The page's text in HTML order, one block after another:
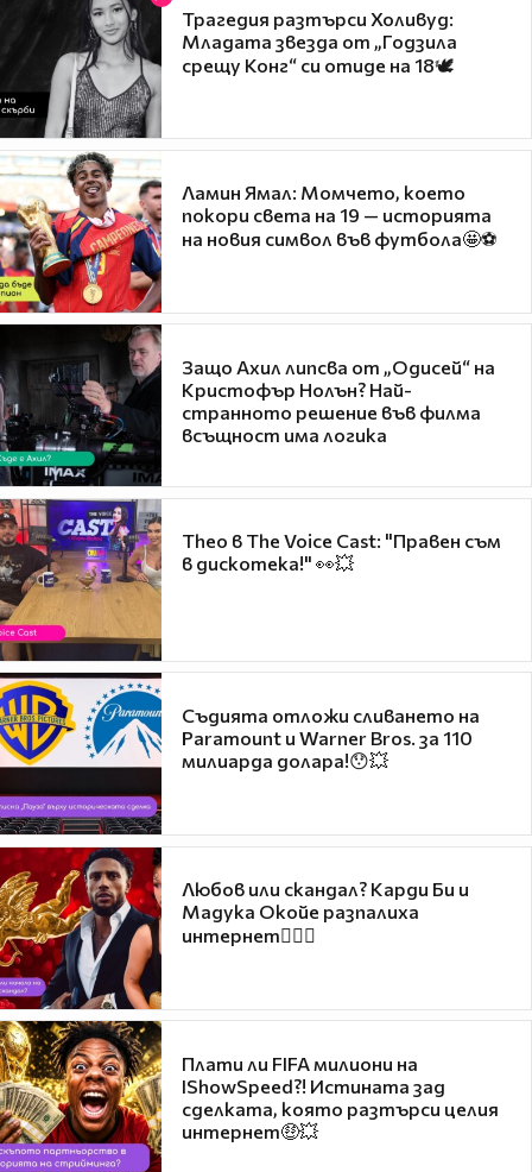
Трагедия разтърси Холивуд:
Младата звезда от „Годзила
срещу Конг“ си отиде на 18🕊️
Ламин Ямал: Момчето, което
покори света на 19 — историята
на новия символ във футбола🤩⚽
Защо Ахил липсва от „Одисей“ на
Кристофър Нолън? Най-
странното решение във филма
всъщност има логика
Theo в The Voice Cast: "Правен съм
в дискотека!" 👀💥
Съдията отложи сливането на
Paramount и Warner Bros. за 110
милиарда долара!😯💥
Любов или скандал? Карди Би и
Мадука Окойе разпалиха
интернет❤️‍🔥🔥
Плати ли FIFA милиони на
IShowSpeed?! Истината зад
сделката, която разтърси целия
интернет🤑💥